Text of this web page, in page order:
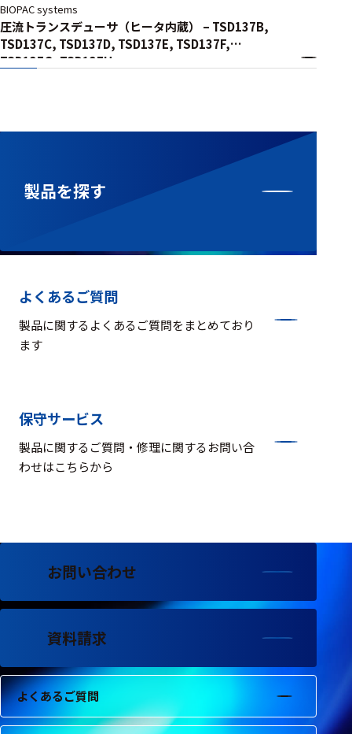
BIOPAC systems
圧流トランスデューサ（ヒータ内蔵） – TSD137B,
TSD137C, TSD137D, TSD137E, TSD137F,
TSD137G, TSD137H
製品を探す
よくあるご質問
製品に関するよくあるご質問をまとめており
ます
保守サービス
製品に関するご質問・修理に関するお問い合
わせはこちらから
お問い合わせ
資料請求
よくあるご質問